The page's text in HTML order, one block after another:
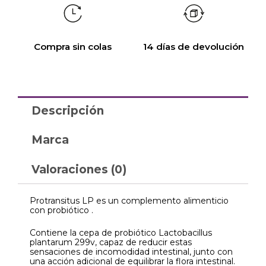
Compra sin colas 14 días de devolución
Descripción
Marca
Valoraciones (0)
Protransitus LP es un complemento alimenticio
con probiótico .
Contiene la cepa de probiótico Lactobacillus
plantarum 299v, capaz de reducir estas
sensaciones de incomodidad intestinal, junto con
una acción adicional de equilibrar la flora intestinal.